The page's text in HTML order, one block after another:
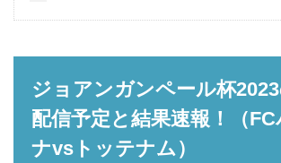
ジョアンガンペール杯2023
配信予定と結果速報！（
ナvsトッテナム）